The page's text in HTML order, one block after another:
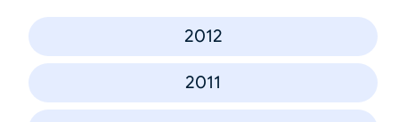
2012
2011